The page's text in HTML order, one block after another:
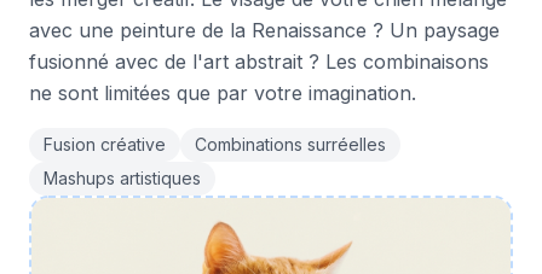
avec une peinture de la Renaissance ? Un paysage
fusionné avec de l'art abstrait ? Les combinaisons
ne sont limitées que par votre imagination.
Fusion créative
Combinations surréelles
Mashups artistiques